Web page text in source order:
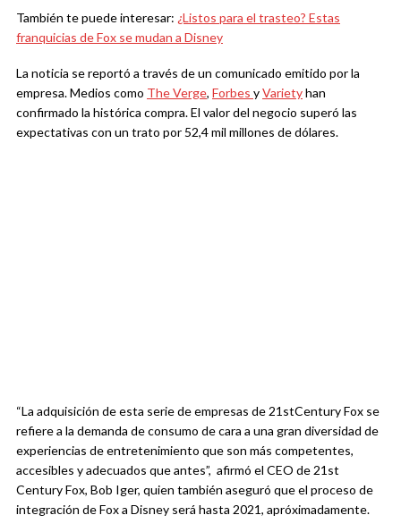
También te puede interesar: ¿Listos para el trasteo? Estas
franquicias de Fox se mudan a Disney
La noticia se reportó a través de un comunicado emitido por la
empresa. Medios como The Verge, Forbes yVarietyhan
confirmado la histórica compra. El valor del negocio superó las
expectativas con un trato por 52,4 mil millones de dólares.
“La adquisición de esta serie de empresas de 21stCentury Fox se
refiere a la demanda de consumo de cara a una gran diversidad de
experiencias de entretenimiento que son más competentes,
accesibles y adecuados que antes”, afirmó el CEO de 21st
Century Fox, Bob Iger, quien también aseguró que el proceso de
integración de Fox a Disney será hasta 2021, apróximadamente.